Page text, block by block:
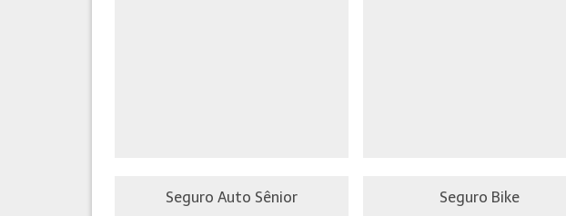
Seguro Auto Sênior Seguro Bike